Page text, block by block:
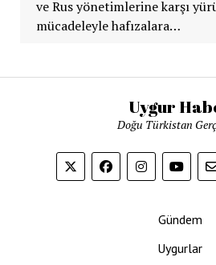
ve Rus yönetimlerine karşı
mücadeleyle hafızalara…
Uygur
Doğu Türkistan
Gündem
Uygurlar